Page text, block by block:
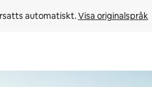
automatiskt. Visa originalspråk